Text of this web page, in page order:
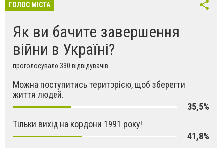
ГОЛОС МІСТА
Як ви бачите завершення
війни в Україні?
проголосувало 330 відвідувачів
Можна поступитись територією, щоб зберегти
життя людей.
35,5%
Тільки вихід на кордони 1991 року!
41,8%